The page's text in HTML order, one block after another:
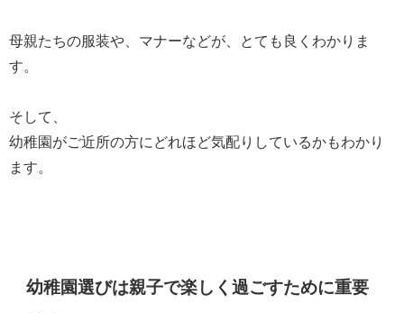
母親たちの服装や、マナーなどが、とても良くわかりま
す。
そして、
幼稚園がご近所の方にどれほど気配りしているかもわかり
ます。
幼稚園選びは親子で楽しく過ごすために重要